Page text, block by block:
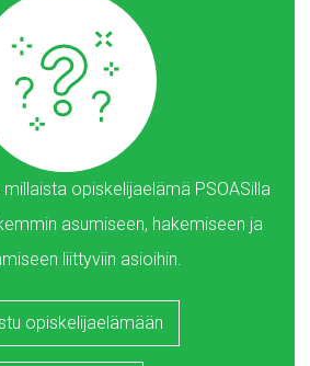
opiskelijaelämä PSOASilla
asumiseen, hakemiseen ja
liittyviin asioihin.
opiskelijaelämään